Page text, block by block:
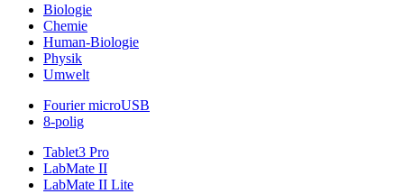
Biologie
Chemie
Human-Biologie
Physik
Umwelt
Fourier microUSB
8-polig
Tablet3 Pro
LabMate II
LabMate II Lite